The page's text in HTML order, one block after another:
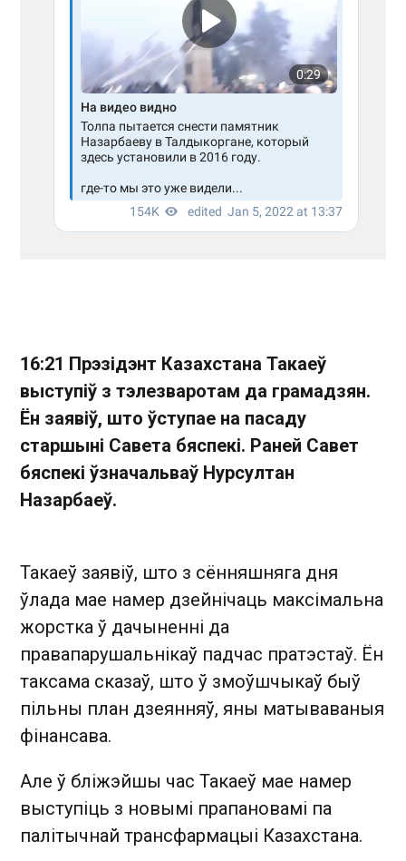
16:21 Прэзідэнт Казахстана Такаеў
выступіў з тэлезваротам да грамадзян.
Ён заявіў, што ўступае на пасаду
старшыні Савета бяспекі. Раней Савет
бяспекі ўзначальваў Нурсултан
Назарбаеў.
Такаеў заявіў, што з сённяшняга дня
ўлада мае намер дзейнічаць максімальна
жорстка ў дачыненні да
правапарушальнікаў падчас пратэстаў. Ён
таксама сказаў, што ў змоўшчыкаў быў
пільны план дзеянняў, яны матываваныя
фінансава.
Але ў бліжэйшы час Такаеў мае намер
выступіць з новымі прапановамі па
палітычнай трансфармацыі Казахстана.